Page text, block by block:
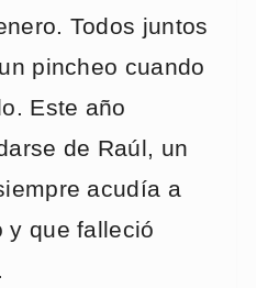
Todos juntos
pincheo cuando
Este año
de Raúl, un
acudía a
y que falleció